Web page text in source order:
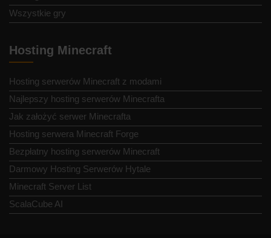
Wszystkie gry
Hosting Minecraft
Hosting serwerów Minecraft z modami
Najlepszy hosting serwerów Minecrafta
Jak założyć serwer Minecrafta
Hosting serwera Minecraft Forge
Bezpłatny hosting serwerów Minecraft
Darmowy Hosting Serwerów Hytale
Minecraft Server List
ScalaCube AI